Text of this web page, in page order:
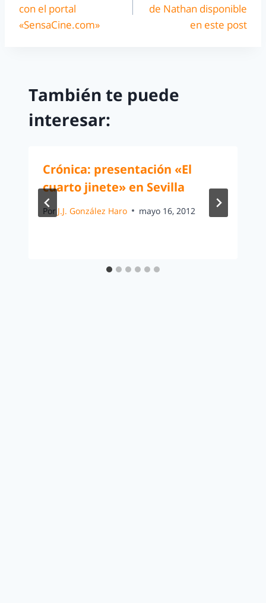
con el portal
«SensaCine.com»
de Nathan disponible
en este post
También te puede
interesar:
Crónica: presentación «El
cuarto jinete» en Sevilla
Por J.J. González Haro mayo 16, 2012